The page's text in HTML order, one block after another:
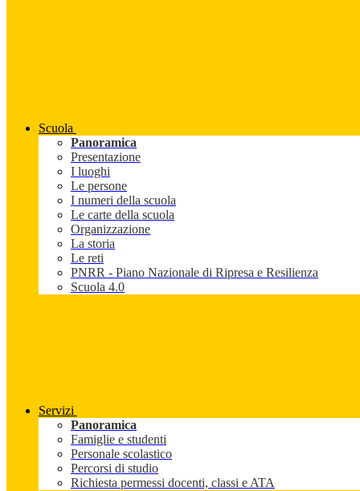
Scuola
Panoramica
Presentazione
I luoghi
Le persone
I numeri della scuola
Le carte della scuola
Organizzazione
La storia
Le reti
PNRR - Piano Nazionale di Ripresa e Resilienza
Scuola 4.0
Servizi
Panoramica
Famiglie e studenti
Personale scolastico
Percorsi di studio
Richiesta permessi docenti, classi e ATA